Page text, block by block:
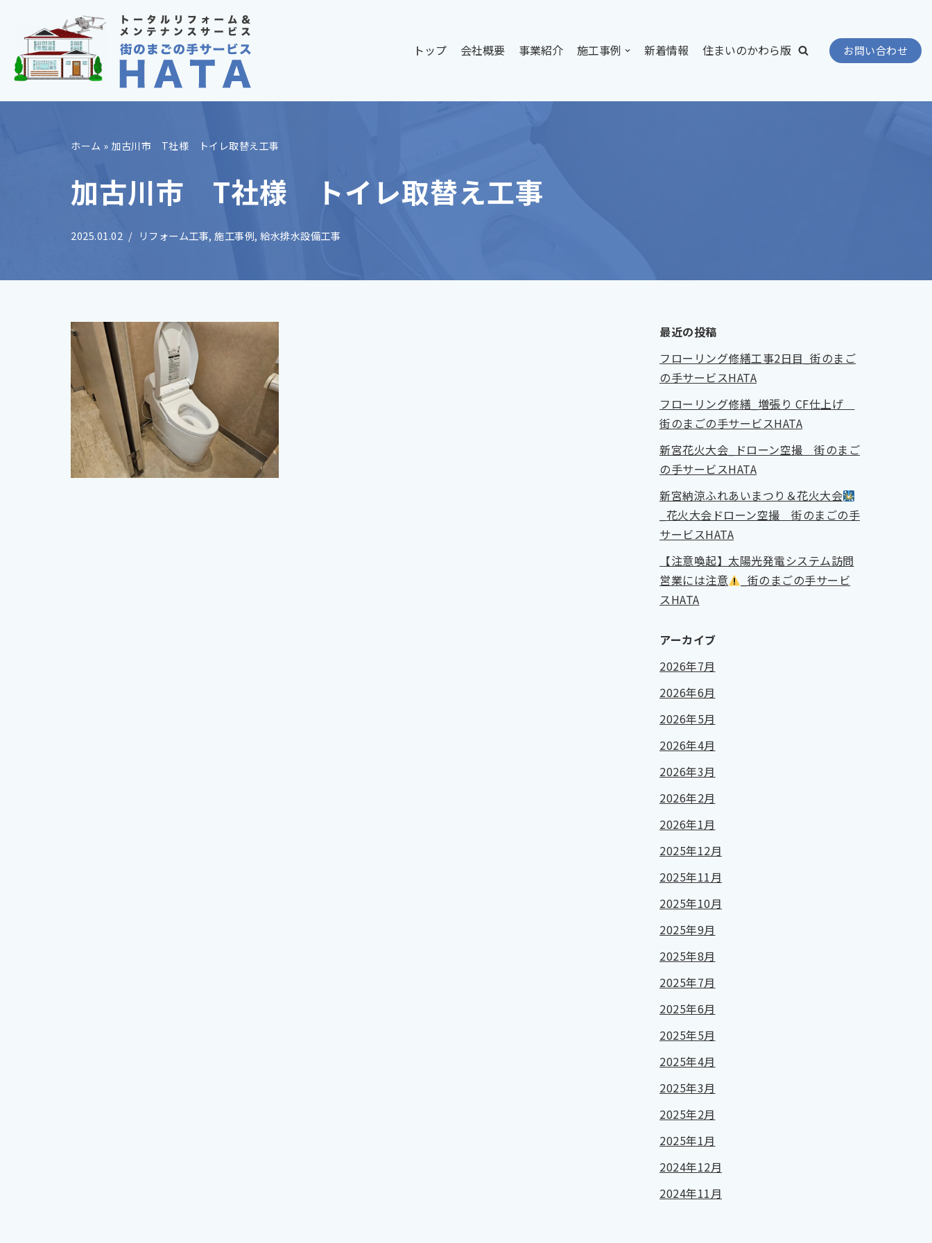
ン
テ
ン
トップ 会社概要 事業紹介 施工事例 新着情報 住まいのかわら版 お問い合わせ
ホーム » 加古川市 T社様 トイレ取替え工事
加古川市 T社様 トイレ取替え工事
2025.01.02 リフォーム工事, 施工事例, 給水排水設備工事
最近の投稿
フローリング修繕工事2日目_街のまご
の手サービスHATA
フローリング修繕_増張り CF仕上げ
街のまごの手サービスHATA
新宮花火大会_ドローン空撮 街のまご
の手サービスHATA
新宮納涼ふれあいまつり＆花火大会
_花火大会ドローン空撮 街のまごの手
サービスHATA
【注意喚起】太陽光発電システム訪問
営業には注意
_街のまごの手サービ
スHATA
アーカイブ
2026年7月
2026年6月
2026年5月
2026年4月
2026年3月
2026年2月
2026年1月
2025年12月
2025年11月
2025年10月
2025年9月
2025年8月
2025年7月
2025年6月
2025年5月
2025年4月
2025年3月
2025年2月
2025年1月
2024年12月
2024年11月